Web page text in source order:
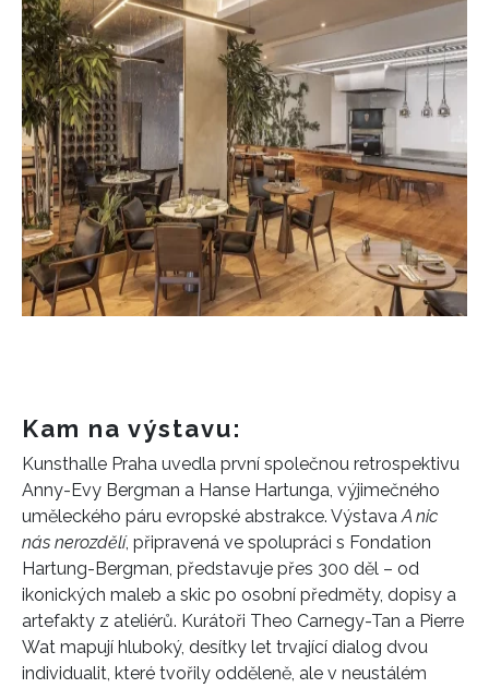
Kam na výstavu:
Kunsthalle Praha uvedla první společnou retrospektivu
Anny-Evy Bergman a Hanse Hartunga, výjimečného
uměleckého páru evropské abstrakce. VýstavaA nic
nás nerozdělí, připravená ve spolupráci s Fondation
Hartung-Bergman, představuje přes 300 děl – od
ikonických maleb a skic po osobní předměty, dopisy a
artefakty z ateliérů. Kurátoři Theo Carnegy-Tan a Pierre
Wat mapují hluboký, desítky let trvající dialog dvou
individualit, které tvořily odděleně, ale v neustálém